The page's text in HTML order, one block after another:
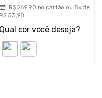
R$ 269,90 no cartão ou 5x de
R$ 53,98
Qual cor você deseja?